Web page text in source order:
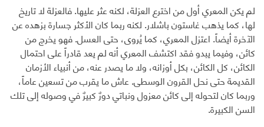
لم يكن المعري أول من اخترع العزلة، لكنه عثر عليها. فالعزلة لا تاريخ
لها، كما يذهب غاستون باشلار. لكنه ربما كان الأكثر جسارة بزهده عن
الآخرة أيضاً. اعتزل المعري، كما يُروى، حتى العسل. فهو يخرج من
كائن، وفيما يبدو فقد اكتشف المعري أنه لم يعد قادراً على احتمال
الكائن، كل الكائن، بكل أوزانه، ولا ما يصدر عنه، من أنبياء الأزمان
القديمة حتى نحل القرون الوسطى. عاش ما يقرب من تسعين عاماً،
وربما كان لتحوله إلى كائن معزول ونباتي دورٌ كبيرٌ في وصوله إلى تلك
السن الكبيرة.